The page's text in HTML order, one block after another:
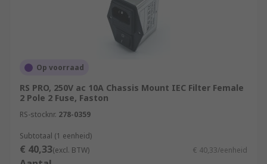
Op voorraad
RS PRO, 250V ac 10A Chassis Mount IEC Filter Female
2 Pole 2 Fuse, Faston
RS-stocknr. 278-0359
Subtotaal (1 eenheid)
€ 40,33(excl. BTW) € 40,33/eenheid